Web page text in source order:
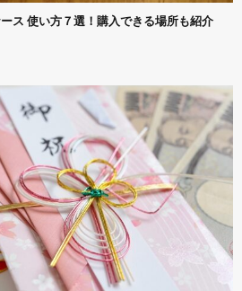
ス 使い方７選！購入できる場所も紹介